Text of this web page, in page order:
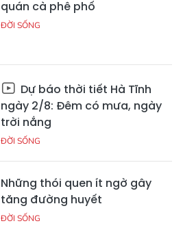
quán cà phê phố
ĐỜI SỐNG
Dự báo thời tiết Hà Tĩnh
ngày 2/8: Đêm có mưa, ngày
trời nắng
ĐỜI SỐNG
Những thói quen ít ngờ gây
tăng đường huyết
ĐỜI SỐNG